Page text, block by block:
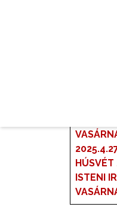
HÚSVÉT
ISTENI